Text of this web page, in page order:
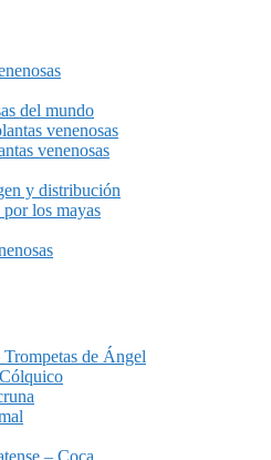
del mundo
venenosas
venenosas
y distribución
por los mayas
de Ángel
– Coca